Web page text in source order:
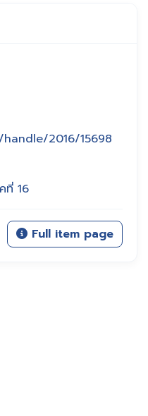
2016/15698
ที่ 16
Full item page